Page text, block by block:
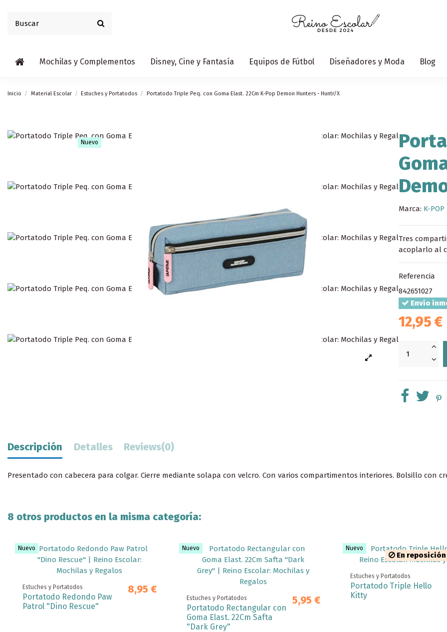
Mochilas y Complementos Disney, Cine y Fantasía Equipos de Fútbol Diseñadores y Moda Blog
Inicio Material Escolar Estuches y Portatodos Portatodo Triple Peq. con Goma Elast. 22Cm K-Pop Demon Hunters - Huntr/X
Nuevo
Marca: K-POP
Tres
acoplarlo al
Referencia
842651027
Envío
12,95 €
Descripción Detalles Reviews(0)
Presentado con cabecera para colgar. Cierre mediante solapa con velcro. Con varios compartimentos interiores. Bolsillo con
8 otros productos en la misma categoría:
Nuevo
Estuches y Portatodos
Portatodo Redondo Paw
Patrol "Dino Rescue"
8,95 €
Nuevo
Estuches y Portatodos
Portatodo Rectangular con
Goma Elast. 22Cm Safta
"Dark Grey"
5,95 €
Nuevo
En reposición
Estuches y Portatodos
Portatodo Triple Hello
Kitty